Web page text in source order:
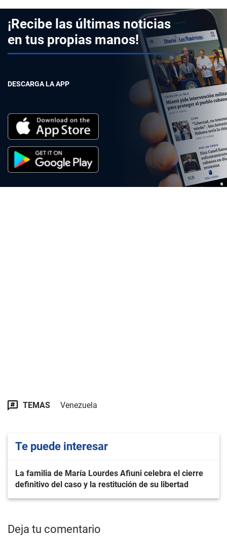
¡Recibe las últimas noticias
en tus propias manos!
DESCARGA LA APP
TEMAS Venezuela
Te puede interesar
La familia de María Lourdes Afiuni celebra el cierre
definitivo del caso y la restitución de su libertad
Deja tu comentario